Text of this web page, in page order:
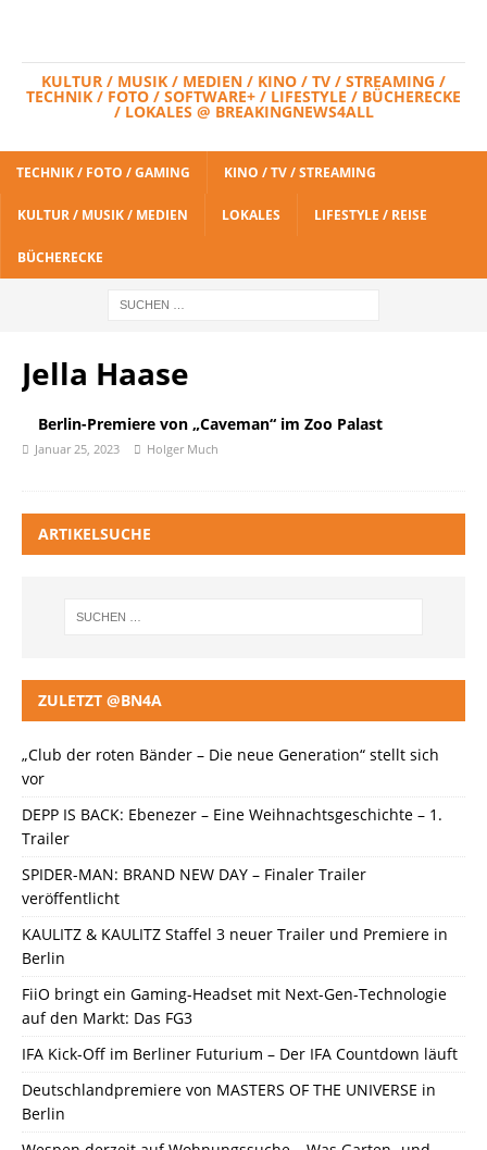
KULTUR / MUSIK / MEDIEN / KINO / TV / STREAMING /
TECHNIK / FOTO / SOFTWARE+ / LIFESTYLE / BÜCHERECKE
/ LOKALES @ BREAKINGNEWS4ALL
TECHNIK / FOTO / GAMING KINO / TV / STREAMING
KULTUR / MUSIK / MEDIEN LOKALES LIFESTYLE / REISE
BÜCHERECKE
Jella Haase
Berlin-Premiere von „Caveman“ im Zoo Palast
Januar 25, 2023 Holger Much
ARTIKELSUCHE
ZULETZT @BN4A
„Club der roten Bänder – Die neue Generation“ stellt sich
vor
DEPP IS BACK: Ebenezer – Eine Weihnachtsgeschichte – 1.
Trailer
SPIDER-MAN: BRAND NEW DAY – Finaler Trailer
veröffentlicht
KAULITZ & KAULITZ Staffel 3 neuer Trailer und Premiere in
Berlin
FiiO bringt ein Gaming-Headset mit Next-Gen-Technologie
auf den Markt: Das FG3
IFA Kick-Off im Berliner Futurium – Der IFA Countdown läuft
Deutschlandpremiere von MASTERS OF THE UNIVERSE in
Berlin